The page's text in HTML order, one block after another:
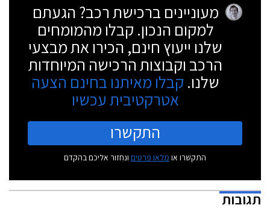
מעוניינים ברכישת רכב? הגעתם
למקום הנכון. קבלו מהמומחים
שלנו ייעוץ חינם, הכירו את מבצעי
הרכב וקבוצות הרכישה המיוחדות
שלנו. קבלו מאיתנו בחינם הצעה
אטרקטיבית עכשיו
התקשרו
התקשרו או מלאו פרטים ונחזור אליכם בהקדם
תגובות